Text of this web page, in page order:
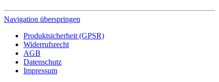
Navigation überspringen
Produktsicherheit (GPSR)
Widerrufsrecht
AGB
Datenschutz
Impressum